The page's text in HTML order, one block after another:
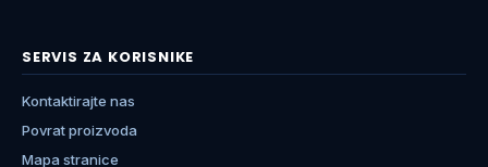
SERVIS ZA KORISNIKE
Kontaktirajte nas
Povrat proizvoda
Mapa stranice